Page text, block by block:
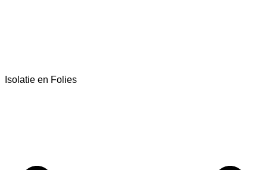
Isolatie en Folies